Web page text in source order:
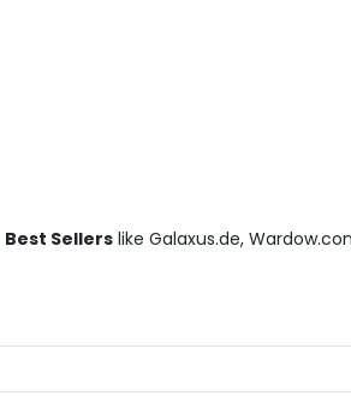
Best Sellers like Galaxus.de,